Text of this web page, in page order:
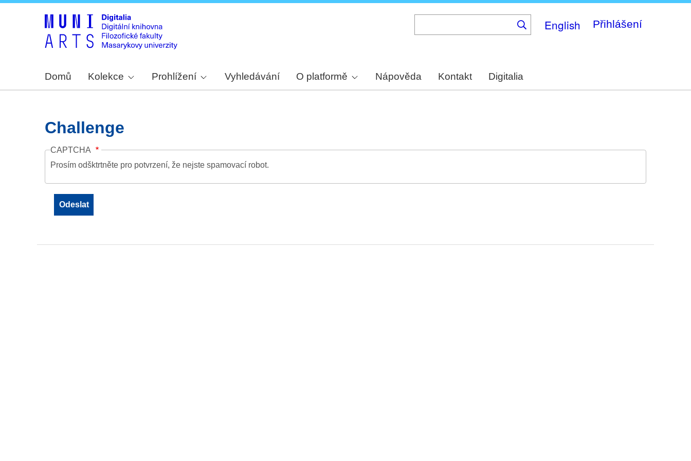
English Přihlášení
Domů Kolekce Prohlížení Vyhledávání O platformě Nápověda Kontakt Digitalia
Challenge
CAPTCHA
Prosím odšktrtněte pro potvrzení, že nejste spamovací robot.